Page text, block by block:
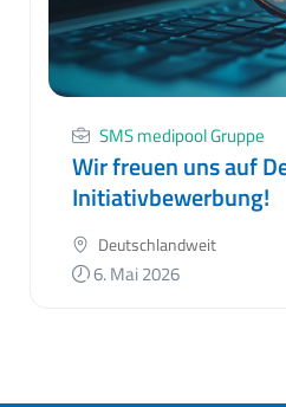
SMS medipool Gruppe
Wir freuen uns auf
Initiativbewerbung!
Deutschlandweit
6. Mai 2026